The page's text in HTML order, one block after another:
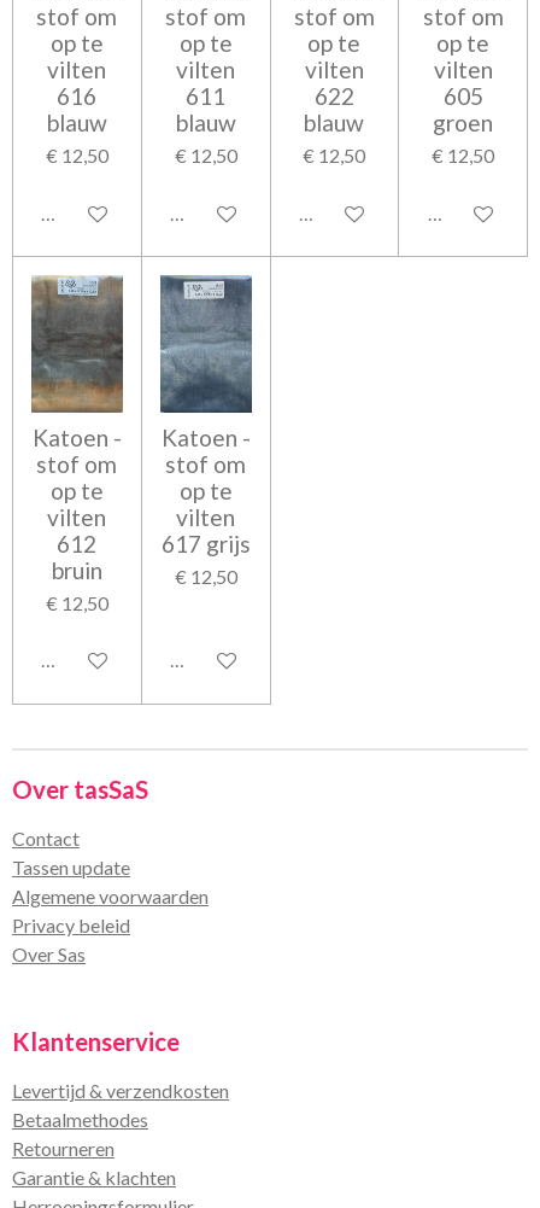
stof om
op te
vilten
616
blauw
€ 12,50
In winkelwagen
stof om
op te
vilten
611
blauw
€ 12,50
In winkelwagen
stof om
op te
vilten
622
blauw
€ 12,50
In winkelwagen
stof om
op te
vilten
605
groen
€ 12,50
In
Katoen -
stof om
op te
vilten
612
bruin
€ 12,50
In winkelwagen
Katoen -
stof om
op te
vilten
617 grijs
€ 12,50
In winkelwagen
Over tasSaS
Contact
Tassen update
Algemene voorwaarden
Privacy beleid
Over Sas
Klantenservice
Levertijd & verzendkosten
Betaalmethodes
Retourneren
Garantie & klachten